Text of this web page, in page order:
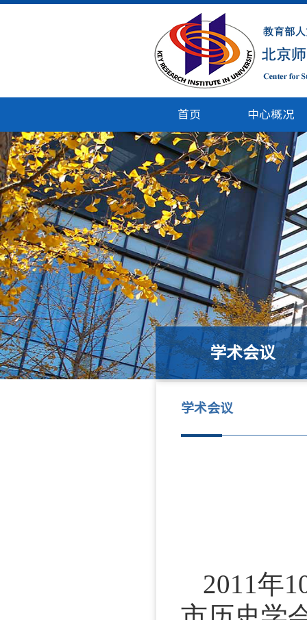
首页 中心概况
学术会议
学术会议
2011年